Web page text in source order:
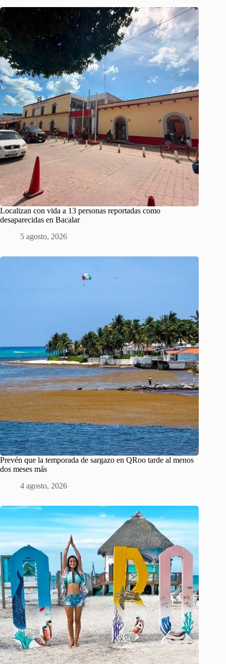
Localizan con vida a 13 personas reportadas como
desaparecidas en Bacalar
5 agosto, 2026
Prevén que la temporada de sargazo en QRoo tarde al menos
dos meses más
4 agosto, 2026